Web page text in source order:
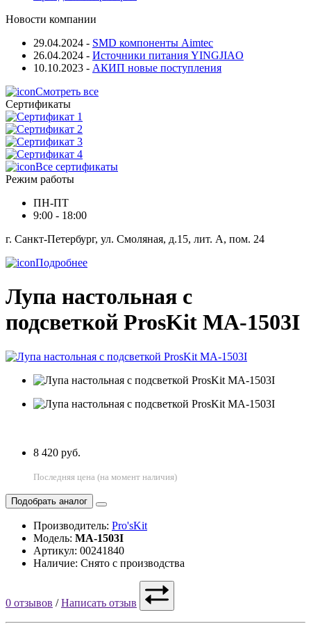
Новости компании
29.04.2024 - SMD компоненты Aimtec
26.04.2024 - Источники питания YINGJIAO
10.10.2023 - АКИП новые поступления
Смотреть все
Сертификаты
Все сертификаты
Режим работы
ПН-ПТ
9:00 - 18:00
г. Санкт-Петербург, ул. Смоляная, д.15, лит. А, пом. 24
Подробнее
Лупа настольная с
подсветкой ProsKit MA-1503I
8 420 руб.
Последняя цена (на момент наличия)
Подобрать аналог
Производитель: Pro'sKit
Модель: MA-1503I
Артикул: 00241840
Наличие: Снято с производства
0 отзывов /Написать отзыв